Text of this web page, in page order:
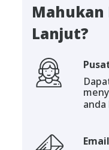
Lanjut?
anda